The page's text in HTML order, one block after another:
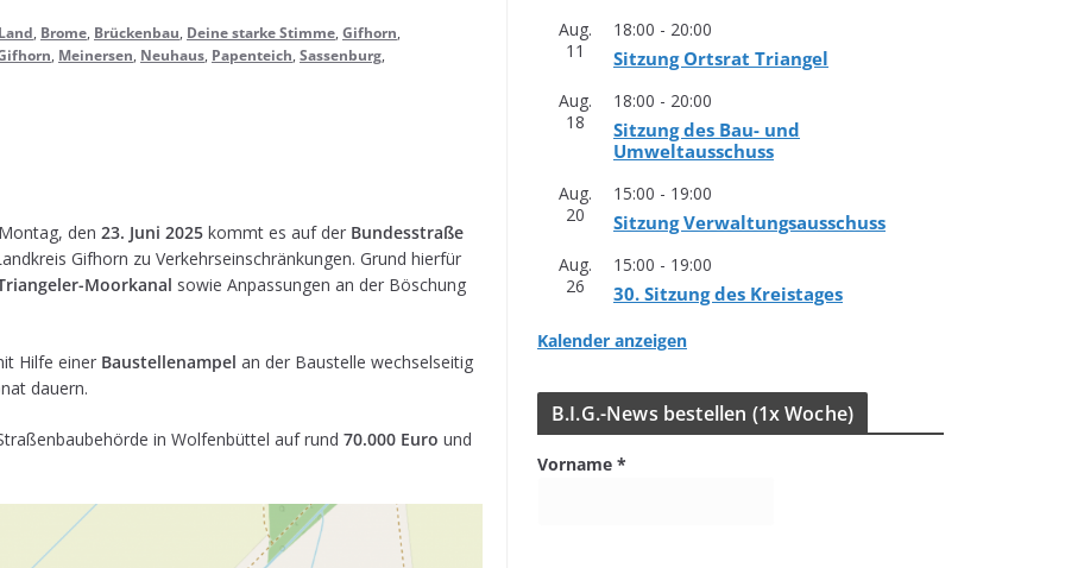
, Brome, Brückenbau, Deine starke Stimme, Gifhorn,
, Meinersen, Neuhaus, Papenteich, Sassenburg,
den 23. Juni 2025 kommt es auf der Bun­des­straße
Gif­horn zu Ver­kehrs­ein­schrän­kun­gen. Grund hier­für
Moor­ka­nal sowie Anpas­sun­gen an der Böschung
Hilfe einer Bau­stel­len­am­pel an der Bau­stelle wech­sel­sei­tig
dauern.
in Wol­fen­büt­tel auf rund 70.000 Euro und
Aug.
11
18:00 - 20:00
Sit­zung Orts­rat Triangel
Aug.
18
18:00 - 20:00
Sit­zung des Bau- und
Umweltausschuss
Aug.
20
15:00 - 19:00
Sit­zung Verwaltungsausschuss
Aug.
26
15:00 - 19:00
30. Sit­zung des Kreistages
Kalender anzeigen
B.I.G.-News bestel­len (1x Woche)
Vorname *